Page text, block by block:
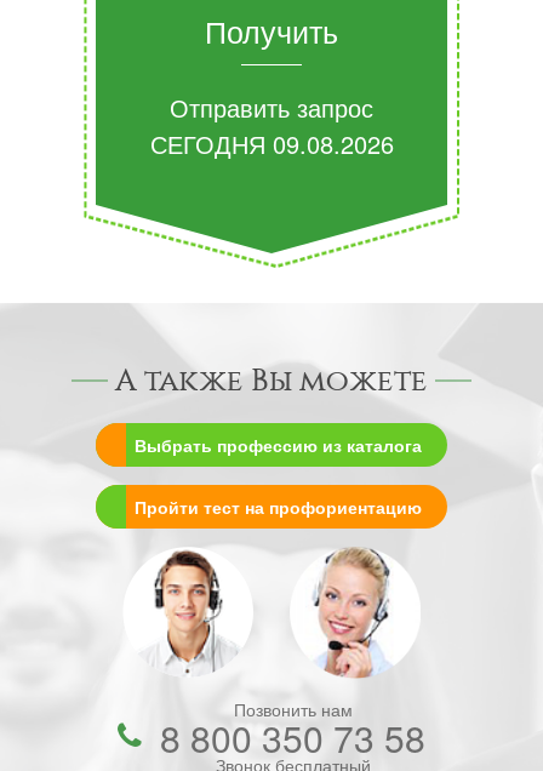
Получить
Отправить запрос
СЕГОДНЯ 09.08.2026
А также Вы можете
Выбрать профессию из каталога
Пройти тест на профориентацию
Позвонить нам
8 800 350 73 58
Звонок бесплатный